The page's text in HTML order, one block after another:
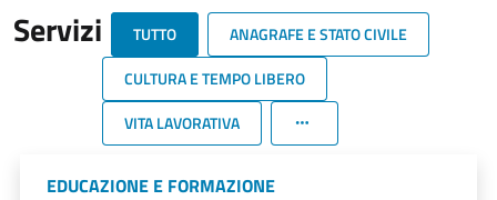
Servizi TUTTO
ANAGRAFE E STATO CIVILE
CULTURA E TEMPO LIBERO
VITA LAVORATIVA
EDUCAZIONE E FORMAZIONE